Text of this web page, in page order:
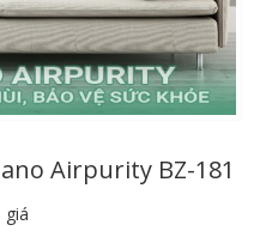
Airpurity BZ-181
giá